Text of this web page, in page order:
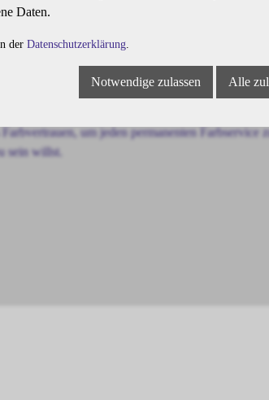
strähnentreue Ergebnisse, bis zu 100%
um jeden permanenten Farbservice
sein willst.
Daten.
der Datenschutzerklärung.
Notwendige zulassen Alle